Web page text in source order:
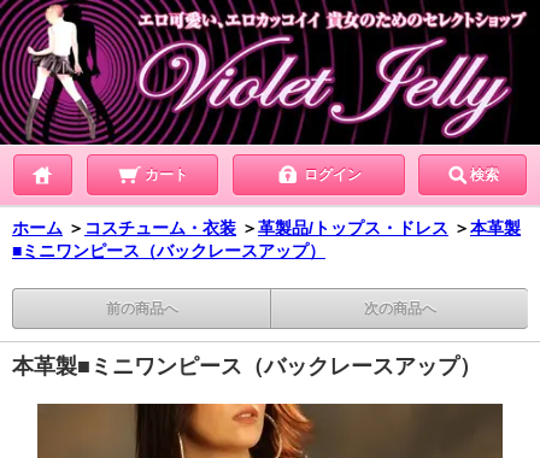
カート ログイン 検索
ホーム ＞ コスチューム・衣装 ＞革製品/トップス・ドレス ＞本革製
■ミニワンピース（バックレースアップ）
前の商品へ 次の商品へ
本革製■ミニワンピース（バックレースアップ）